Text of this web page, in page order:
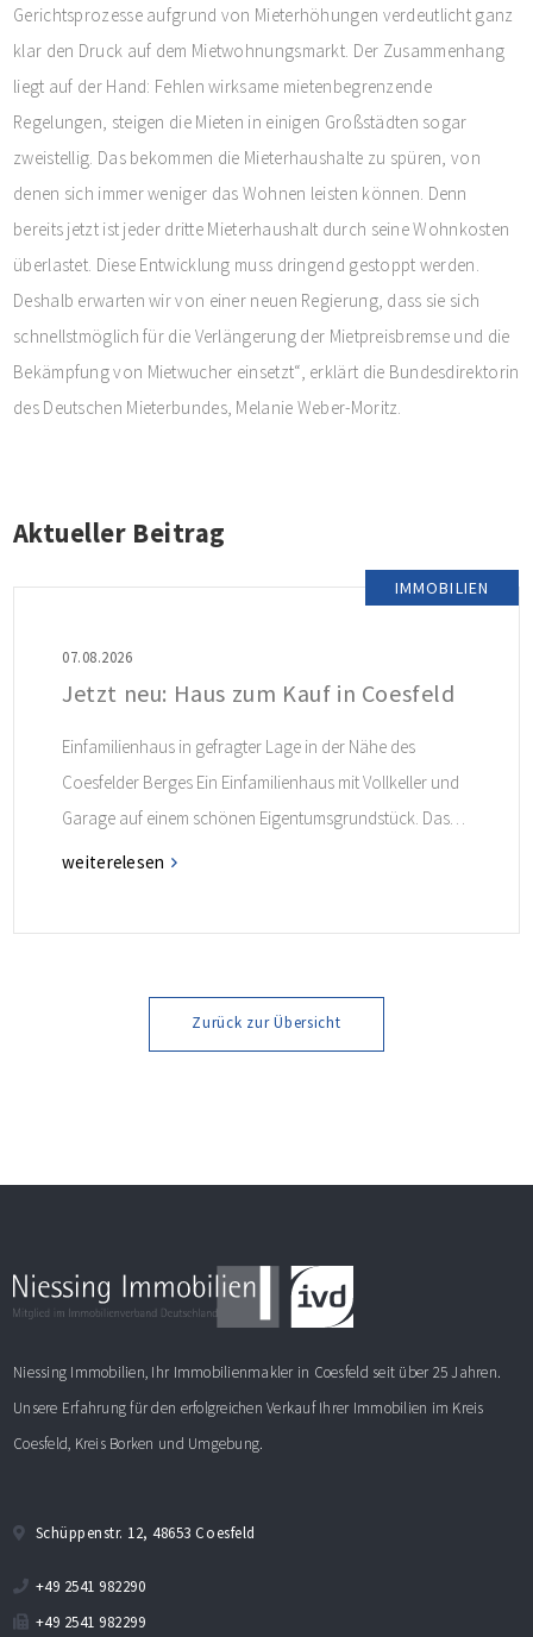
Gerichtsprozesse aufgrund von Mieterhöhungen verdeutlicht ganz
klar den Druck auf dem Mietwohnungsmarkt. Der Zusammenhang
liegt auf der Hand: Fehlen wirksame mietenbegrenzende
Regelungen, steigen die Mieten in einigen Großstädten sogar
zweistellig. Das bekommen die Mieterhaushalte zu spüren, von
denen sich immer weniger das Wohnen leisten können. Denn
bereits jetzt ist jeder dritte Mieterhaushalt durch seine Wohnkosten
überlastet. Diese Entwicklung muss dringend gestoppt werden.
Deshalb erwarten wir von einer neuen Regierung, dass sie sich
schnellstmöglich für die Verlängerung der Mietpreisbremse und die
Bekämpfung von Mietwucher einsetzt“, erklärt die Bundesdirektorin
des Deutschen Mieterbundes, Melanie Weber-Moritz.
Aktueller Beitrag
IMMOBILIEN
07.08.2026
Jetzt neu: Haus zum Kauf in Coesfeld
Einfamilienhaus in gefragter Lage in der Nähe des
Coesfelder Berges Ein Einfamilienhaus mit Vollkeller und
Garage auf einem schönen Eigentumsgrundstück. Das
Haus ist in Fertigbauweise erstellt und ist ideal für alle
weiterelesen
Zurück zur Übersicht
Niessing Immobilien, Ihr Immobilienmakler in Coesfeld seit über 25 Jahren.
Unsere Erfahrung für den erfolgreichen Verkauf Ihrer Immobilien im Kreis
Coesfeld, Kreis Borken und Umgebung.
Schüppenstr. 12, 48653 Coesfeld
+49 2541 982290
+49 2541 982299